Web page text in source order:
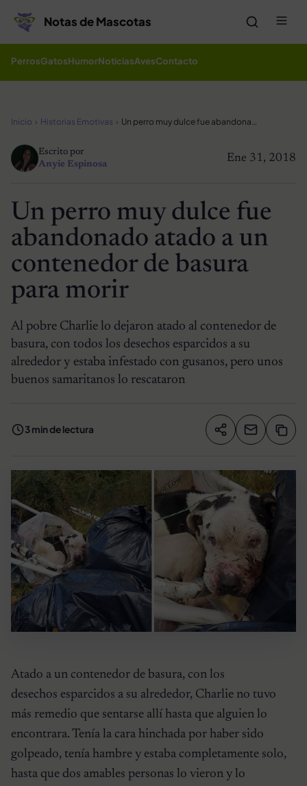
Notas de Mascotas
PerrosGatosHumorNoticiasAvesContacto
Inicio Historias Emotivas Un perro muy dulce fue abandonado atado a un contenedor de basura para morir
Ene 31, 2018
Escrito por
Anyie Espinosa
Un perro muy dulce fue
abandonado atado a un
contenedor de basura
para morir
Al pobre Charlie lo dejaron atado al contenedor de
basura, con todos los desechos esparcidos a su
alrededor y estaba infestado con gusanos, pero unos
buenos samaritanos lo rescataron
3 min de lectura Compartir
Atado a un contenedor de basura, con los
desechos esparcidos a su alrededor, Charlie no tuvo
más remedio que sentarse allí hasta que alguien lo
encontrara. Tenía la cara hinchada por haber sido
golpeado, tenía hambre y estaba completamente solo,
hasta que dos amables personas lo vieron y lo